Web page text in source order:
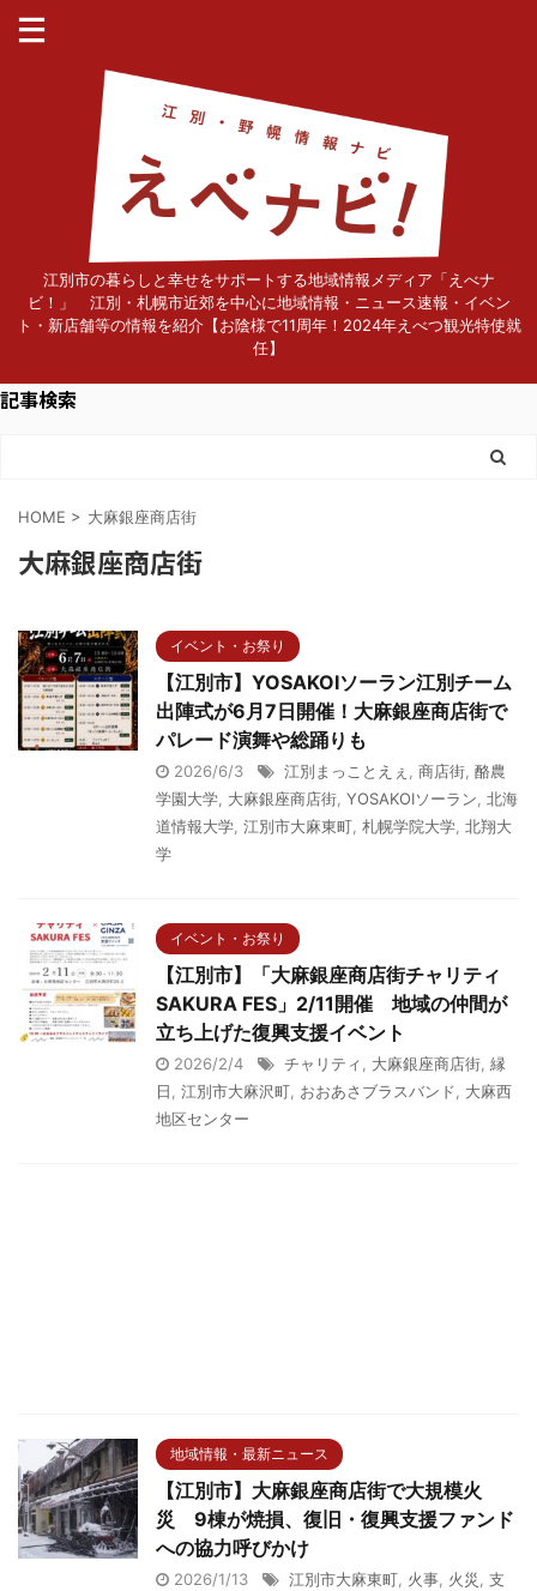
江別市の暮らしと幸せをサポートする地域情報メディア「えべナ
ビ！」 江別・札幌市近郊を中心に地域情報・ニュース速報・イベン
ト・新店舗等の情報を紹介【お陰様で11周年！2024年えべつ観光特使就
任】
記事検索
HOME > 大麻銀座商店街
大麻銀座商店街
イベント・お祭り
【江別市】YOSAKOIソーラン江別チーム
出陣式が6月7日開催！大麻銀座商店街で
パレード演舞や総踊りも
2026/6/3 江別まっことえぇ , 商店街, 酪農
学園大学, 大麻銀座商店街, YOSAKOIソーラン, 北海
道情報大学, 江別市大麻東町, 札幌学院大学, 北翔大
学
イベント・お祭り
【江別市】「大麻銀座商店街チャリティ
SAKURA FES」2/11開催 地域の仲間が
立ち上げた復興支援イベント
2026/2/4 チャリティ, 大麻銀座商店街, 縁
日, 江別市大麻沢町, おおあさブラスバンド, 大麻西
地区センター
地域情報・最新ニュース
【江別市】大麻銀座商店街で大規模火
災 9棟が焼損、復旧・復興支援ファンド
への協力呼びかけ
2026/1/13 江別市大麻東町, 火事, 火災, 支